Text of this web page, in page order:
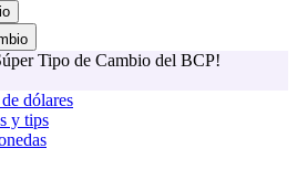
Tipo de Cambio del BCP!
dólares
y tips